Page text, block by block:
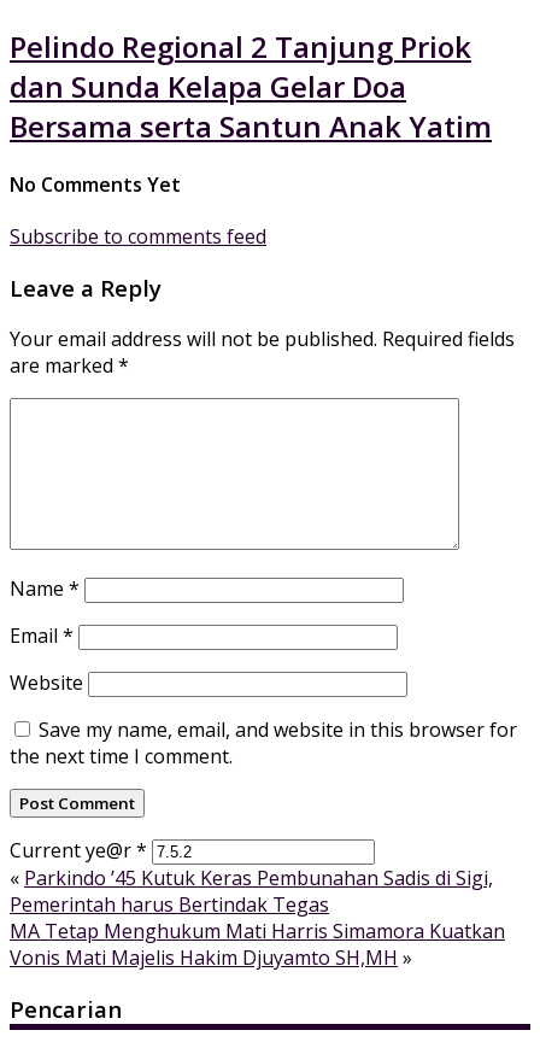
Pelindo Regional 2 Tanjung Priok
dan Sunda Kelapa Gelar Doa
Bersama serta Santun Anak Yatim
No Comments Yet
Subscribe to comments feed
Leave a Reply
Your email address will not be published. Required fields
are marked *
Name *
Email *
Website
Save my name, email, and website in this browser for
the next time I comment.
Current ye@r*
« Parkindo ’45 Kutuk Keras Pembunahan Sadis di Sigi,
Pemerintah harus Bertindak Tegas
MA Tetap Menghukum Mati Harris Simamora Kuatkan
Vonis Mati Majelis Hakim Djuyamto SH,MH »
Pencarian